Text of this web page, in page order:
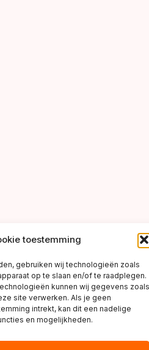
toestemming
gebruiken wij technologieën zoals
op te slaan en/of te raadplegen.
kunnen wij gegevens zoals
site verwerken. Als je geen
intrekt, kan dit een nadelige
en mogelijkheden.